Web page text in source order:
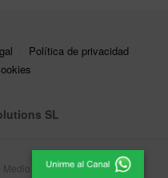
Política de privacidad
SL
Medio de Comunicación